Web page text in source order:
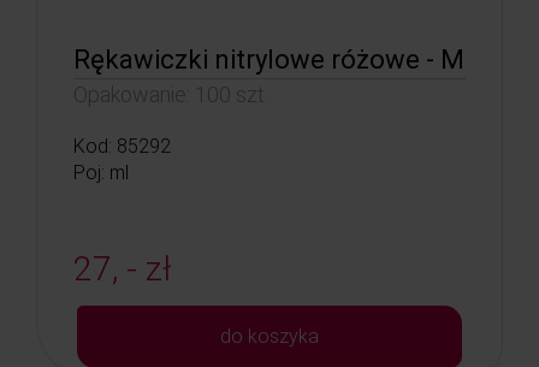
Rękawiczki nitrylowe różowe - M
Opakowanie: 100 szt.
Kod: 85292
Poj: ml
27, - zł
do koszyka